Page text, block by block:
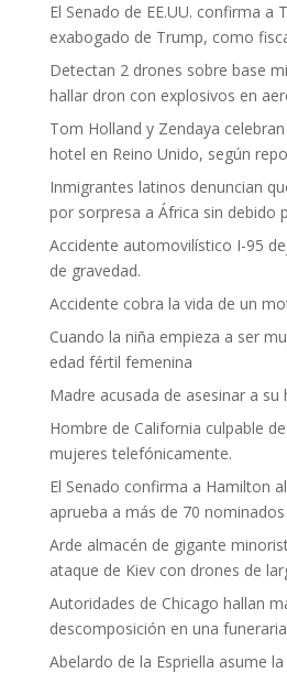
El Senado de EE.UU. confirma a
exabogado de Trump, como
Detectan 2 drones sobre base
hallar dron con explosivos en
Tom Holland y Zendaya
hotel en Reino Unido, según
Inmigrantes latinos denuncian
por sorpresa a África sin debido
Accidente automovilístico I-95
de gravedad.
Accidente cobra la vida de un
Cuando la niña empieza a ser
edad fértil femenina
Madre acusada de asesinar a su
Hombre de California culpable
mujeres telefónicamente.
El Senado confirma a Hamilton
aprueba a más de 70
Arde almacén de gigante
ataque de Kiev con drones de
Autoridades de Chicago hallan
descomposición en una funeraria
Abelardo de la Espriella asume